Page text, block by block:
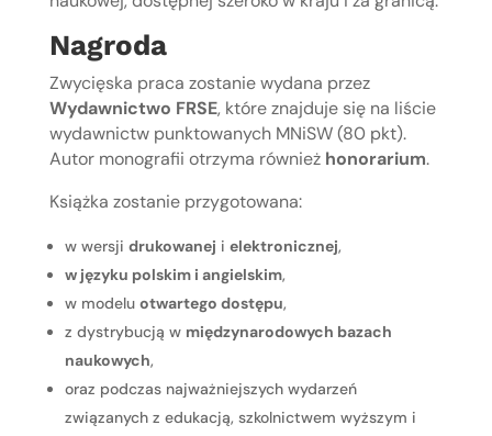
Nagroda
Zwycięska praca zostanie wydana przez
Wydawnictwo FRSE, które znajduje się na liście
wydawnictw punktowanych MNiSW (80 pkt).
Autor monografii otrzyma również honorarium.
Książka zostanie przygotowana:
w wersji drukowanej i elektronicznej,
w języku polskim i angielskim,
w modelu otwartego dostępu,
z dystrybucją w międzynarodowych bazach
naukowych,
oraz podczas najważniejszych wydarzeń
związanych z edukacją, szkolnictwem wyższym i